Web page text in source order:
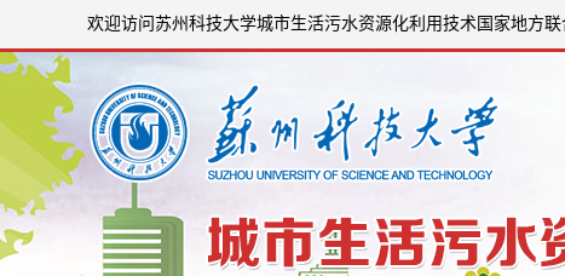
欢迎访问苏州科技大学城市生活污水资源化利用技术国家地方联